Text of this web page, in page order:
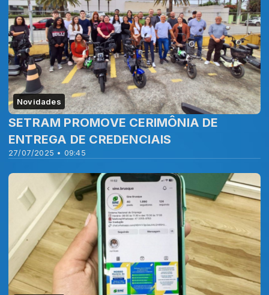
Novidades
27/07/2025 • 09:45
SETRAM PROMOVE CERIMÔNIA DE
ENTREGA DE CREDENCIAIS